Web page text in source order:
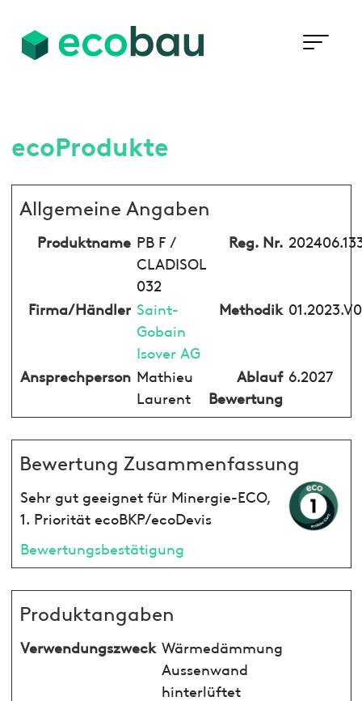
ecoProdukte
Allgemeine Angaben
Produktname PB F /
CLADISOL
032
Reg. Nr.
Firma/Händler Saint-
Gobain
Isover AG
Methodik
Ansprechperson Mathieu
Laurent
Ablauf
Bewertung
6.2027
Bewertung Zusammenfassung
Sehr gut geeignet für Minergie-ECO,
1. Priorität ecoBKP/ecoDevis
Bewertungsbestätigung
Produktangaben
Verwendungszweck Wärmedämmung
Aussenwand
hinterlüftet